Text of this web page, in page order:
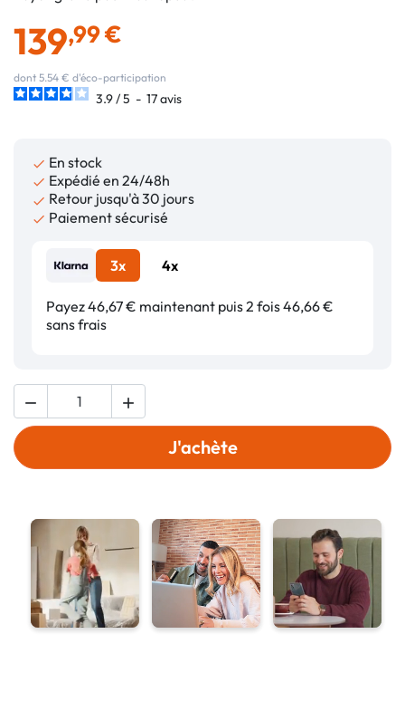
139,99 €
dont 5.54 € d'éco-participation
3.9/5 - 17avis
 En stock
 Expédié en 24/48h
 Retour jusqu'à 30 jours
 Paiement sécurisé
3x 4x
Payez 46,67 € maintenant puis 2 fois 46,66 €
sans frais
 
J'achète